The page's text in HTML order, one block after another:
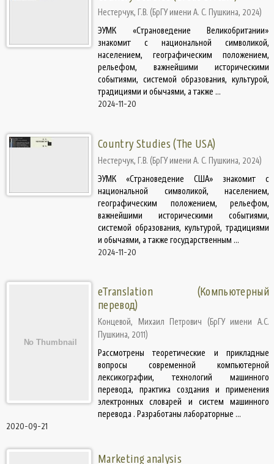
Нестерчук, Г.В. (БрГУ имени А. С. Пушкина, 2024)
ЭУМК «Страноведение Великобритании»
знакомит с национальной символикой,
населением, географическим положением,
рельефом, важнейшими историческими
событиями, системой образования, культурой,
традициями и обычаями, а также ...
2024-11-20
Country Studies (The USA)
Нестерчук, Г.В. (БрГУ имени А. С. Пушкина, 2024)
ЭУМК «Страноведение США» знакомит с
национальной символикой, населением,
географическим положением, рельефом,
важнейшими историческими событиями,
системой образования, культурой, традициями
и обычаями, а также государственным ...
2024-11-20
eTranslation (Компьютерный
перевод)
Концевой, Михаил Петрович (БрГУ имени А.С.
Пушкина, 2011)
Рассмотрены теоретические и прикладные
вопросы современной компьютерной
лексикографии, технологий машинного
перевода, практика создания и применения
электронных словарей и систем машинного
перевода . Разработаны лабораторные ...
2020-09-21
Marketing analysis